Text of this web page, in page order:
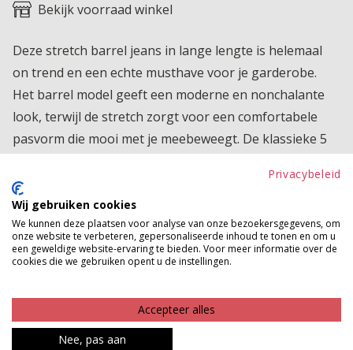
Bekijk voorraad winkel
Deze stretch barrel jeans in lange lengte is helemaal
on trend en een echte musthave voor je garderobe.
Het barrel model geeft een moderne en nonchalante
look, terwijl de stretch zorgt voor een comfortabele
pasvorm die mooi met je meebeweegt. De klassieke 5
te combineren met al je favoriete tops en jasjes. Perfect
voor een casual, maar stijlvolle outfit die altijd goed zit.
Product kenmerken
Betaalinformatie
MAAK JE LOOK COMPLEET
Privacybeleid
Wij gebruiken cookies
We kunnen deze plaatsen voor analyse van onze bezoekersgegevens, om
onze website te verbeteren, gepersonaliseerde inhoud te tonen en om u
een geweldige website-ervaring te bieden. Voor meer informatie over de
cookies die we gebruiken opent u de instellingen.
Accepteer alles
Nee, pas aan